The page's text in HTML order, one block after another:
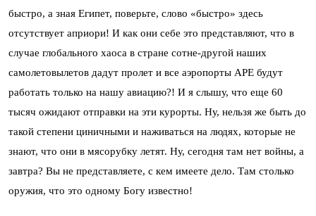
быстро, а зная Египет, поверьте, слово «быстро» здесь
отсутствует априори! И как они себе это представляют, что в
случае глобального хаоса в стране сотне-другой наших
самолетовылетов дадут пролет и все аэропорты АРЕ будут
работать только на нашу авиацию?! И я слышу, что еще 60
тысяч ожидают отправки на эти курорты. Ну, нельзя же быть до
такой степени циничными и наживаться на людях, которые не
знают, что они в мясорубку летят. Ну, сегодня там нет войны, а
завтра? Вы не представляете, с кем имеете дело. Там столько
оружия, что это одному Богу известно!